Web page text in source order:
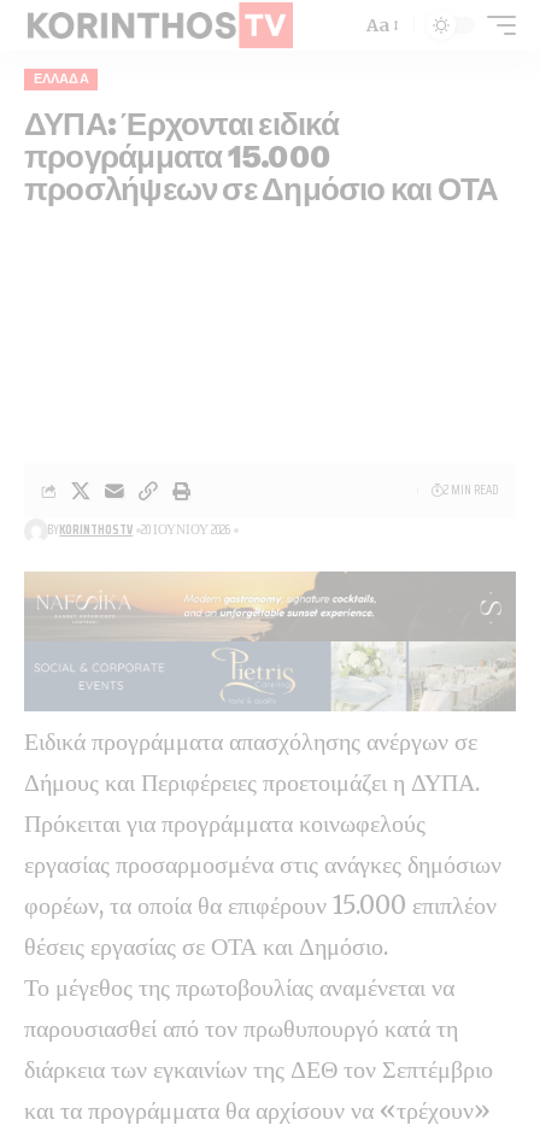
Aa
ΕΛΛΆΔΑ
ΔΥΠΑ: Έρχονται ειδικά
προγράμματα 15.000
προσλήψεων σε Δημόσιο και ΟΤΑ
BYKORINTHOSTV 20 ΙΟΥΝΊΟΥ 2026
2 MIN READ
Ειδικά προγράμματα απασχόλησης ανέργων σε
Δήμους και Περιφέρειες προετοιμάζει η ΔΥΠΑ.
Πρόκειται για προγράμματα κοινωφελούς
εργασίας προσαρμοσμένα στις ανάγκες δημόσιων
φορέων, τα οποία θα επιφέρουν 15.000 επιπλέον
θέσεις εργασίας σε ΟΤΑ και Δημόσιο.
Το μέγεθος της πρωτοβουλίας αναμένεται να
παρουσιασθεί από τον πρωθυπουργό κατά τη
διάρκεια των εγκαινίων της ΔΕΘ τον Σεπτέμβριο
και τα προγράμματα θα αρχίσουν να «τρέχουν»